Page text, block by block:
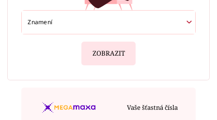
ZOBRAZIT
Vaše šťastná čísla